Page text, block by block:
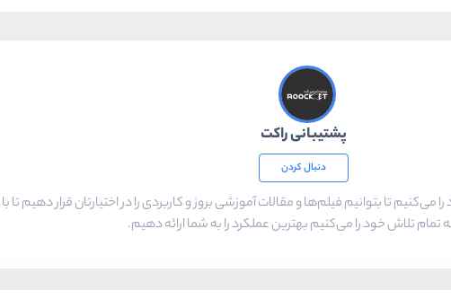
پشتیبانی راکت
دنبال کردن
می‌کنیم تا بتوانیم فیلم‌ها و مقالات آموزشی بروز و کاربردی را در اختیارتان قرار دهیم تا
تلاش خود را می‌کنیم بهترین عملکرد را به شما ارائه دهیم.